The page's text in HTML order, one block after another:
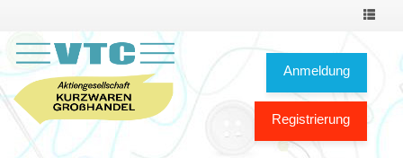
Toggle
Anmeldung
Registrierung